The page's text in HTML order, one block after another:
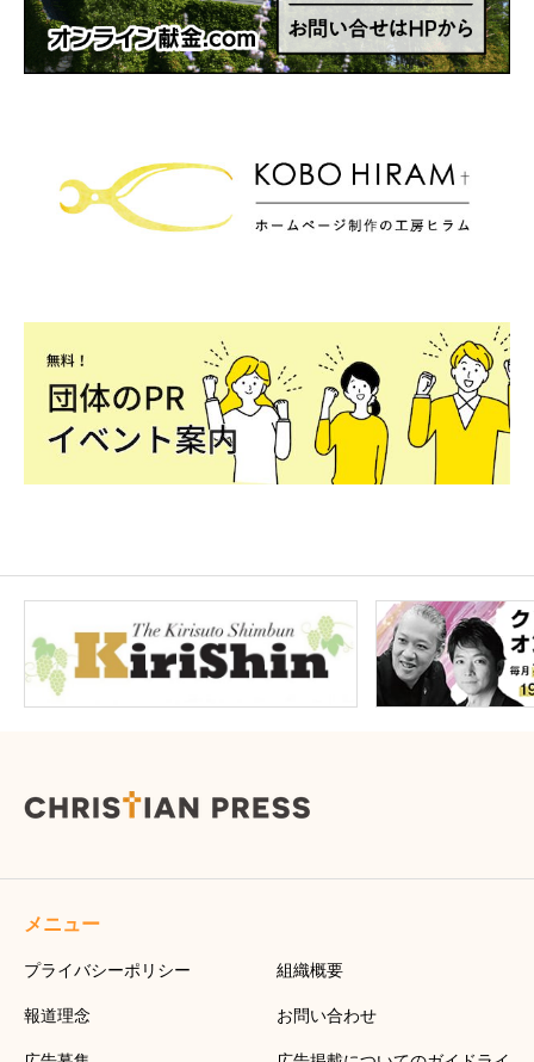
メニュー
プライバシーポリシー 組織概要
報道理念 お問い合わせ